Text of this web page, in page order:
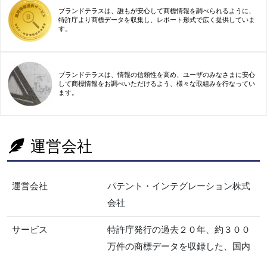
ブランドテラスは、誰もが安心して商標情報を調べられるように、
特許庁より商標データを収集し、レポート形式で広く提供していま
す。
ブランドテラスは、情報の信頼性を高め、ユーザのみなさまに安心
して商標情報をお調べいただけるよう、様々な取組みを行なってい
ます。
運営会社
運営会社
パテント・インテグレーション株式
会社
サービス
特許庁発行の過去２０年、約３００
万件の商標データを収録した、国内